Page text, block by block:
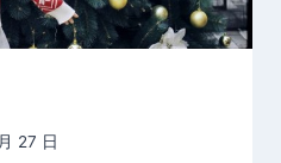
27 日